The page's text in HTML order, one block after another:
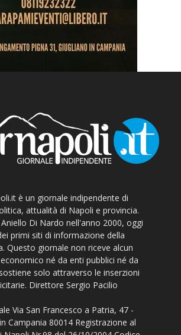
è un giornale indipendente di
attualità di Napoli e provincia.
Di Nardo nell'anno 2000, oggi
primi siti di informazione della
Questo giornale non riceve alcun
né da enti pubblici né da
solo attraverso le inserzioni
Direttore Sergio Pacilio
Via San Francesco a Patria, 47 -
Campania 80014 Registrazione al